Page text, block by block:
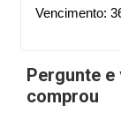
Vencimento:
Pergunte
comprou